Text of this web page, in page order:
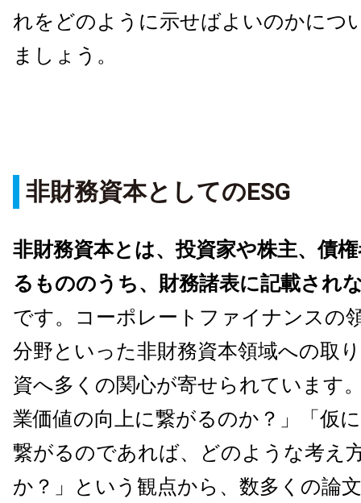
れをどのように示せばよいのかにつ
ましょう。
非財務資本としてのESG
非財務資本とは、投資家や株主、債
るもののうち、財務諸表に記載され
です。コーポレートファイナンスの
分野といった非財務資本領域への取
資へ多くの関心が寄せられています
業価値の向上に繋がるのか？」「仮
繋がるのであれば、どのような考え
か？」という観点から、数多くの論